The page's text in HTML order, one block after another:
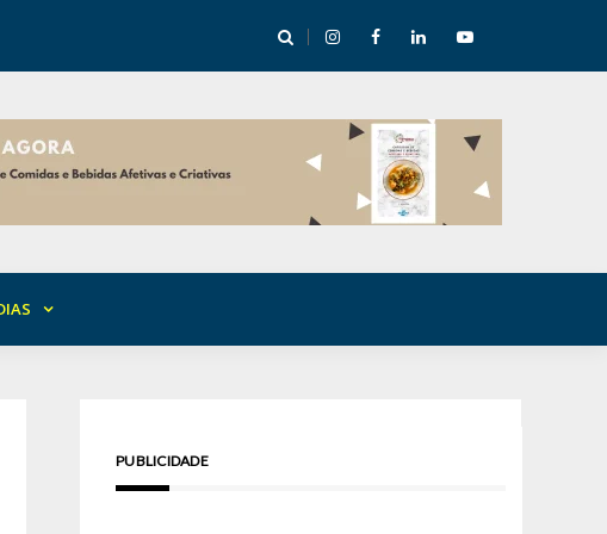
Festival de Inverno nas Serras abre temporada cultural em Cuité
PUBLICIDADE